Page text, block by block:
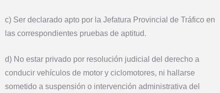
c) Ser declarado apto por la Jefatura Provincial de Tráfico en
las correspondientes pruebas de aptitud.
d) No estar privado por resolución judicial del derecho a
conducir vehículos de motor y ciclomotores, ni hallarse
sometido a suspensión o intervención administrativa del